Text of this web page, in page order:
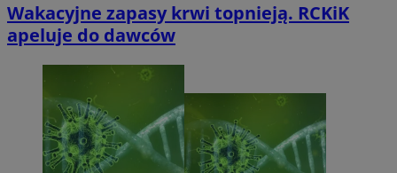
Wakacyjne zapasy krwi topnieją. RCKiK
apeluje do dawców